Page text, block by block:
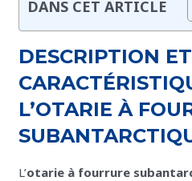
DANS CET ARTICLE
DESCRIPTION ET
L’OTARIE À
L’otarie à fourrure